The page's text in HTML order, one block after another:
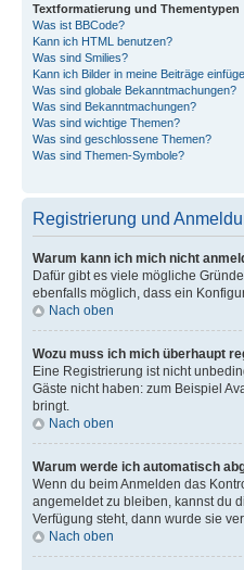
Textformatierung und Thementypen
Was ist BBCode?
Kann ich HTML benutzen?
Was sind Smilies?
Kann ich Bilder in meine Beiträge
Was sind globale Bekanntmachungen?
Was sind Bekanntmachungen?
Was sind wichtige Themen?
Was sind geschlossene Themen?
Was sind Themen-Symbole?
Registrierung und
Warum kann ich mich nicht
Dafür gibt es viele mögliche
ebenfalls möglich, dass ein
Nach oben
Wozu muss ich mich überhaupt
Eine Registrierung ist nicht
Gäste nicht haben: zum Beispiel
bringt.
Nach oben
Warum werde ich automatisch
Wenn du beim Anmelden das
angemeldet zu bleiben, kannst du
Verfügung steht, dann wurde sie
Nach oben